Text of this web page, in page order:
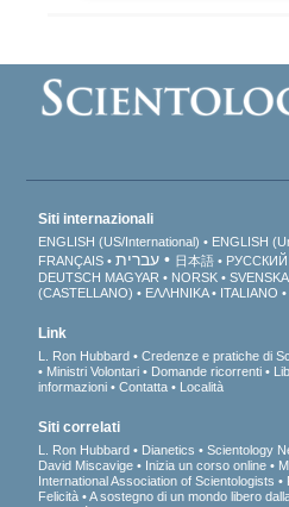
Siti internazionali
ENGLISH (US/International) ENGLISH
FRANÇAIS
עברית 日本語 РУССКИЙ
DEUTSCH MAGYAR NORSK SVENSKA
(CASTELLANO)
ΕΛΛΗΝΙΚA ITALIANO
Link
L. Ron Hubbard Credenze e pratiche di
Ministri Volontari
Domande ricorrenti
informazioni
Contatta Località
Siti correlati
L. Ron Hubbard Dianetics Scientology
David Miscavige
Inizia un corso online
International Association of Scientologists
Felicità
A sostegno di un mondo libero